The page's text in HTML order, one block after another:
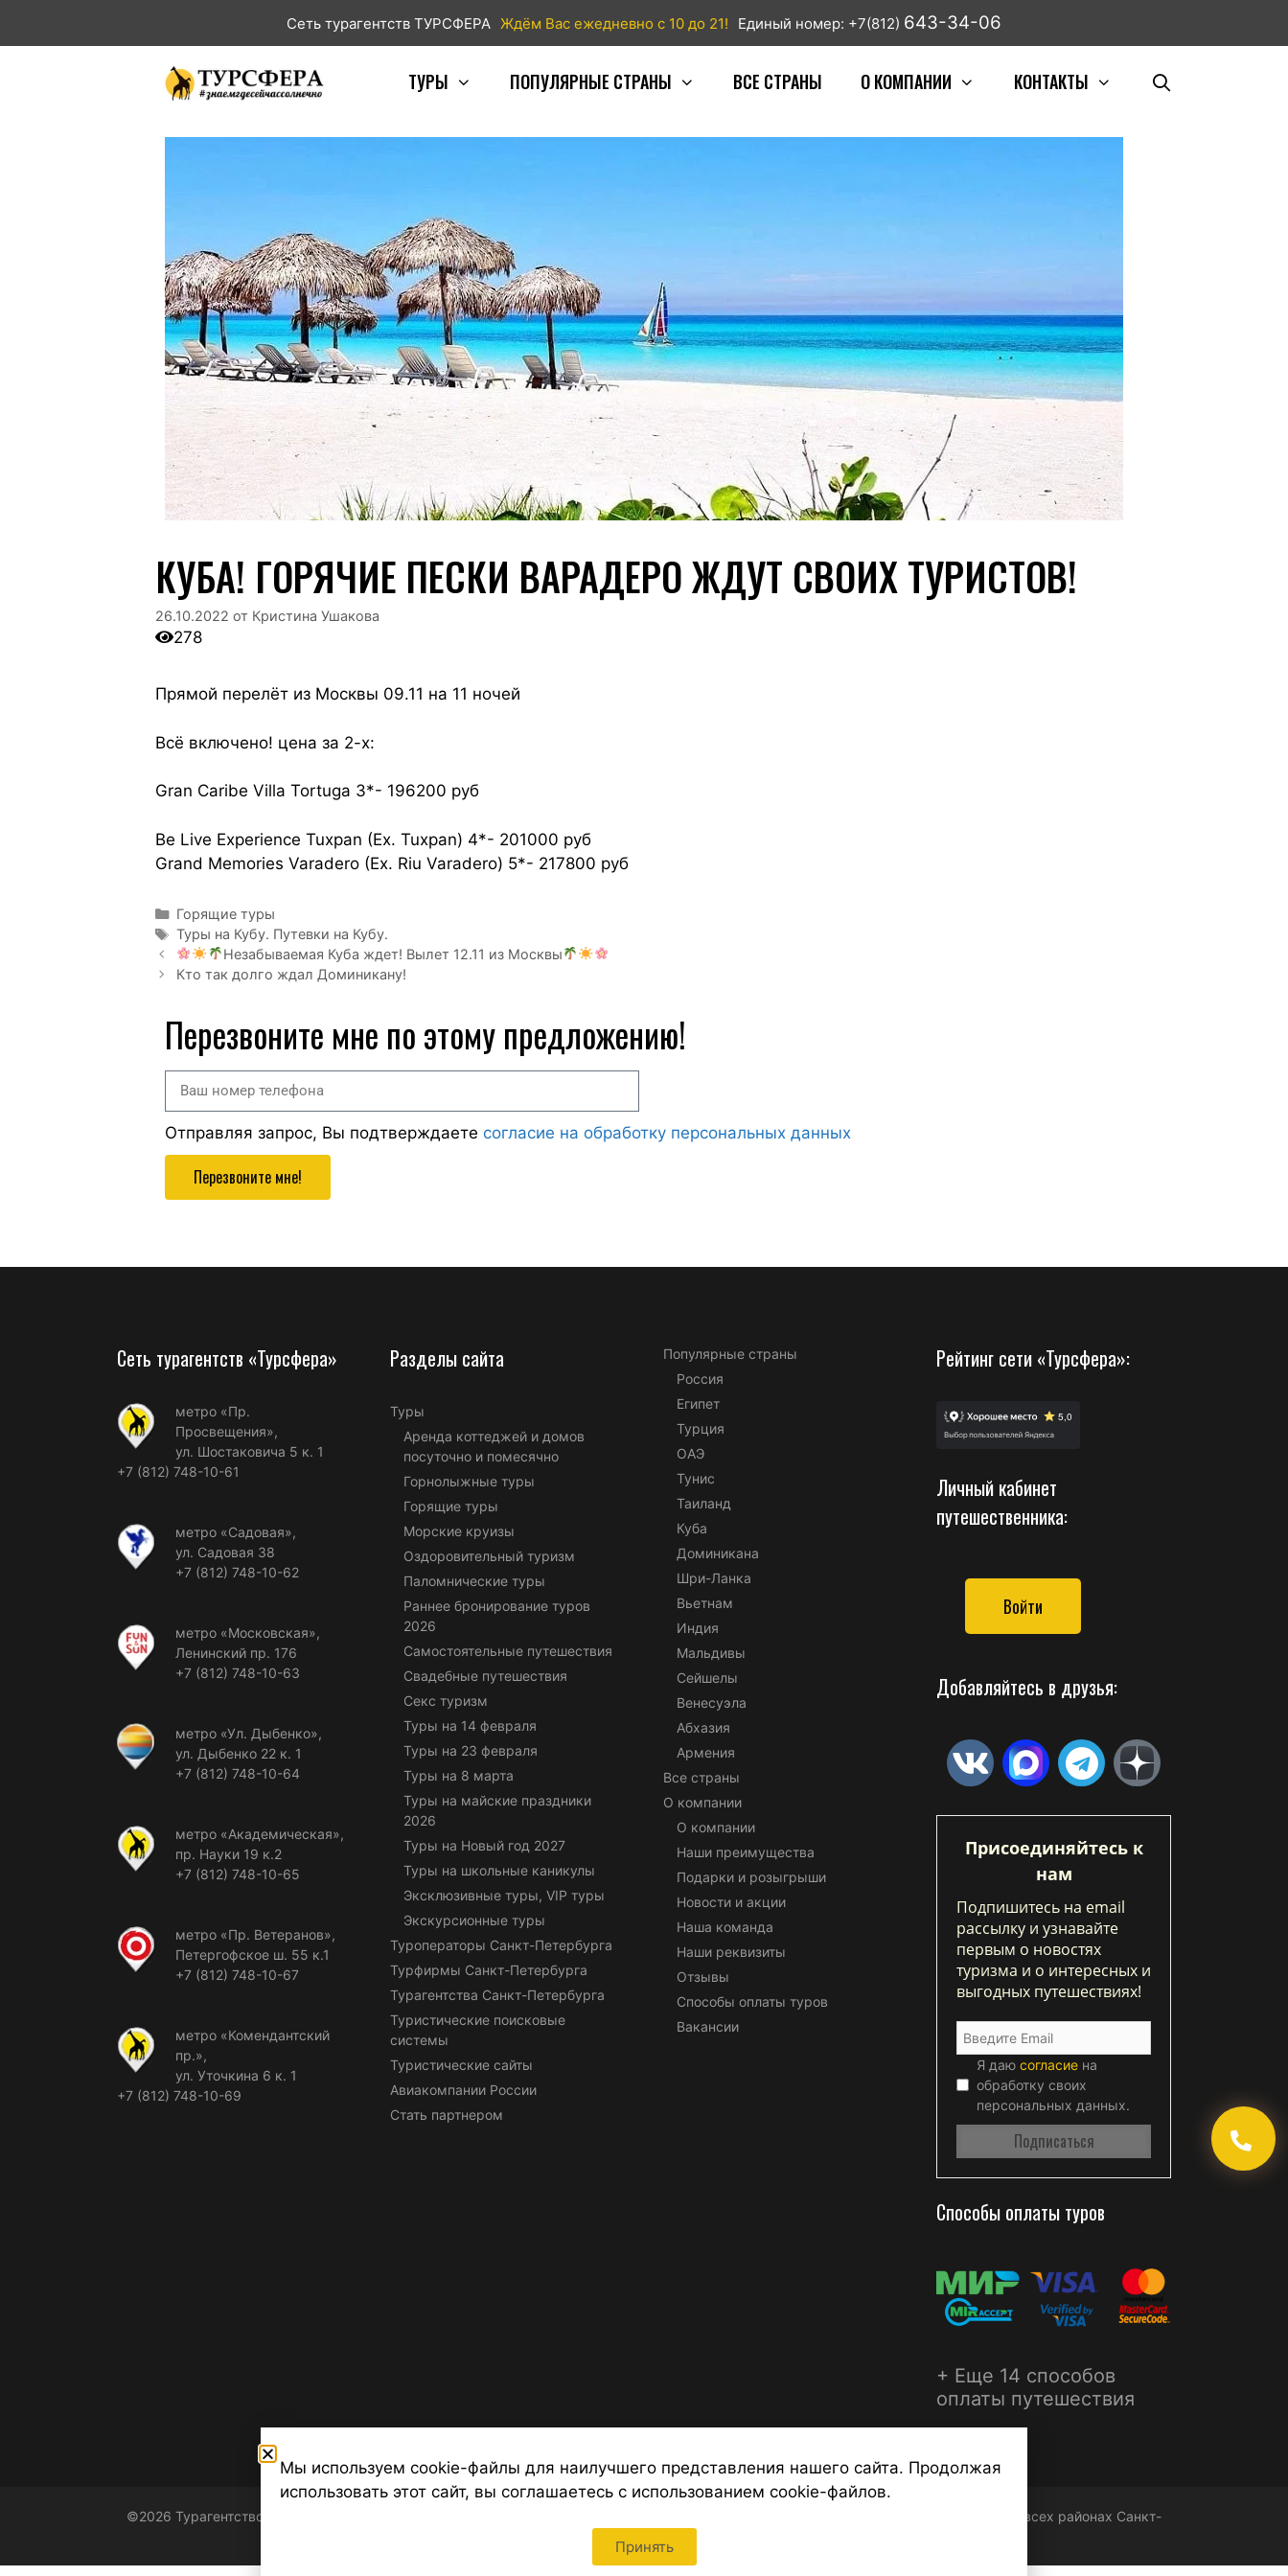
Сеть турагентств ТУРСФЕРА Ждём Вас ежедневно с 10 до 21! Единый номер: +7(812) 643-34-06
ТУРЫ ПОПУЛЯРНЫЕ СТРАНЫ ВСЕ СТРАНЫ О КОМПАНИИ КОНТАКТЫ
КУБА! ГОРЯЧИЕ ПЕСКИ ВАРАДЕРО ЖДУТ СВОИХ ТУРИСТОВ!
26.10.2022 от Кристина Ушакова
278
Прямой перелёт из Москвы 09.11 на 11 ночей
Всё включено! цена за 2-х:
Gran Caribe Villa Tortuga 3*- 196200 руб
Be Live Experience Tuxpan (Ex. Tuxpan) 4*- 201000 руб
Grand Memories Varadero (Ex. Riu Varadero) 5*- 217800 руб
Горящие туры
Туры на Кубу. Путевки на Кубу.
Незабываемая Куба ждет! Вылет 12.11 из Москвы
Кто так долго ждал Доминикану!
Перезвоните мне по этому предложению!
Отправляя запрос, Вы подтверждаете согласие на обработку персональных данных
Перезвоните мне!
Сеть турагентств «Турсфера»
метро «Пр.
Просвещения»,
ул. Шостаковича 5 к. 1
+7 (812) 748-10-61
метро «Садовая»,
ул. Садовая 38
+7 (812) 748-10-62
метро «Московская»,
Ленинский пр. 176
+7 (812) 748-10-63
метро «Ул. Дыбенко»,
ул. Дыбенко 22 к. 1
+7 (812) 748-10-64
метро «Академическая»,
пр. Науки 19 к.2
+7 (812) 748-10-65
метро «Пр. Ветеранов»,
Петергофское ш. 55 к.1
+7 (812) 748-10-67
метро «Комендантский
пр.»,
ул. Уточкина 6 к. 1
+7 (812) 748-10-69
Разделы сайта
Туры
Аренда коттеджей и домов
посуточно и помесячно
Горнолыжные туры
Горящие туры
Морские круизы
Оздоровительный туризм
Паломнические туры
Раннее бронирование туров
2026
Самостоятельные путешествия
Свадебные путешествия
Секс туризм
Туры на 14 февраля
Туры на 23 февраля
Туры на 8 марта
Туры на майские праздники
2026
Туры на Новый год 2027
Туры на школьные каникулы
Эксклюзивные туры, VIP туры
Экскурсионные туры
Туроператоры Санкт-Петербурга
Турфирмы Санкт-Петербурга
Турагентства Санкт-Петербурга
Туристические поисковые
системы
Туристические сайты
Авиакомпании России
Стать партнером
Популярные страны
Россия
Египет
Турция
ОАЭ
Тунис
Таиланд
Куба
Доминикана
Шри-Ланка
Вьетнам
Индия
Мальдивы
Сейшелы
Венесуэла
Абхазия
Армения
Все страны
О компании
О компании
Наши преимущества
Подарки и розыгрыши
Новости и акции
Наша команда
Наши реквизиты
Отзывы
Способы оплаты туров
Вакансии
Рейтинг сети «Турсфера»:
Личный кабинет
путешественника:
Войти
Добавляйтесь в друзья:
Присоединяйтесь к
нам
Подпишитесь на email
рассылку и узнавайте
первым о новостях
туризма и о интересных и
выгодных путешествиях!
Я даю согласие на
обработку своих
персональных данных.
Способы оплаты туров
+ Еще 14 способов
оплаты путешествия
©2026 Турагентство Турсфера - Поиск туров от надежных туроператоров, официальный сайт турфирмы ТУРСФЕРА - турагентства во всех районах Санкт-
Мы используем cookie-файлы для наилучшего представления нашего сайта. Продолжая
использовать этот сайт, вы соглашаетесь с использованием cookie-файлов.
Принять